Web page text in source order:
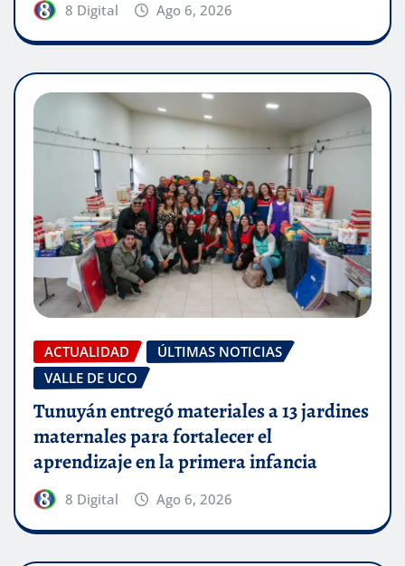
8 Digital Ago 6, 2026
ACTUALIDAD
ÚLTIMAS NOTICIAS
VALLE DE UCO
Tunuyán entregó materiales a 13 jardines
maternales para fortalecer el
aprendizaje en la primera infancia
8 Digital Ago 6, 2026